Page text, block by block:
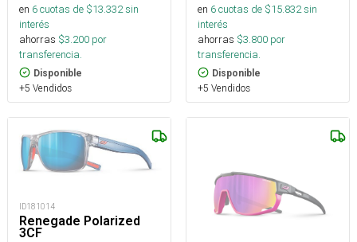
en 6cuotas de $13.332sin
interés
ahorras $3.200 por
transferencia.
Disponible
+5 Vendidos
en 6cuotas de $15.832sin
interés
ahorras $3.800 por
transferencia.
Disponible
+5 Vendidos
ID181014
Renegade Polarized
3CF